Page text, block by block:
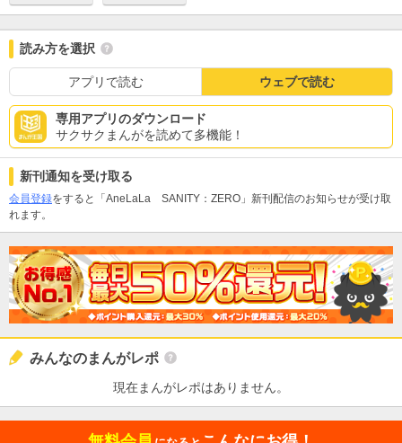
読み方を選択
アプリで読む ウェブで読む
専用アプリのダウンロード
サクサクまんがを読めて多機能！
新刊通知を受け取る
会員登録をすると「AneLaLa SANITY：ZERO」新刊配信のお知らせが受け取
れます。
みんなのまんがレポ
現在まんがレポはありません。